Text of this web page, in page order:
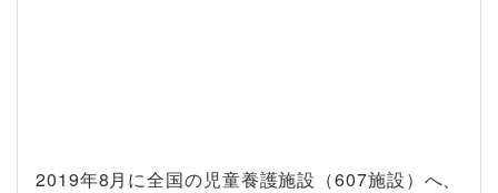
2019年8月に全国の児童養護施設（607施設）へ、